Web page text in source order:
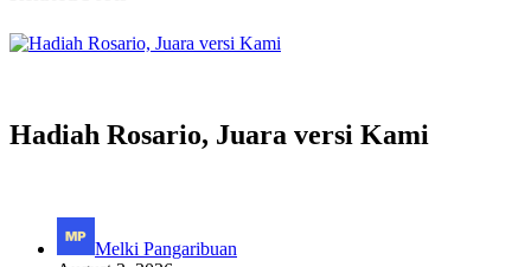
Hadiah Rosario, Juara versi Kami
Melki Pangaribuan